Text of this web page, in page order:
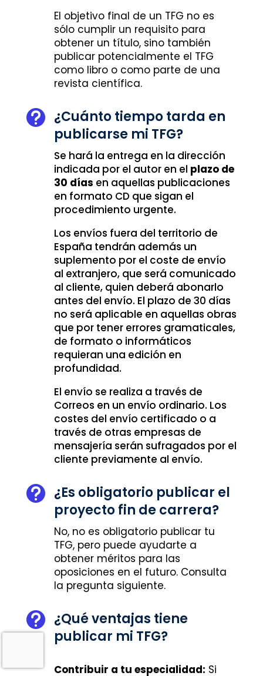
El objetivo final de un TFG no es
sólo cumplir un requisito para
obtener un título, sino también
publicar potencialmente el TFG
como libro o como parte de una
revista científica.
 ¿Cuánto tiempo tarda en
publicarse mi TFG?
Se hará la entrega en la dirección
indicada por el autor en el plazo de
30 días en aquellas publicaciones
en formato CD que sigan el
procedimiento urgente.
Los envíos fuera del territorio de
España tendrán además un
suplemento por el coste de envío
al extranjero, que será comunicado
al cliente, quien deberá abonarlo
antes del envío. El plazo de 30 días
no será aplicable en aquellas obras
que por tener errores gramaticales,
de formato o informáticos
requieran una edición en
profundidad.
El envío se realiza a través de
Correos en un envío ordinario. Los
costes del envío certificado o a
través de otras empresas de
mensajería serán sufragados por el
cliente previamente al envío.
 ¿Es obligatorio publicar el
proyecto fin de carrera?
No, no es obligatorio publicar tu
TFG, pero puede ayudarte a
obtener méritos para las
oposiciones en el futuro. Consulta
la pregunta siguiente.
 ¿Qué ventajas tiene
publicar mi TFG?
Contribuir a tu especialidad: Si